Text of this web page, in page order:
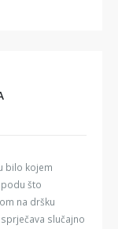
bilo kojem
što
na dršku
slučajno